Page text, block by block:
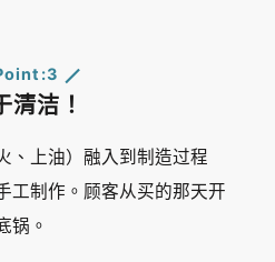
清洁！
、上油）融入到制造​​过程
工制作。顾客从买的那天开
锅。